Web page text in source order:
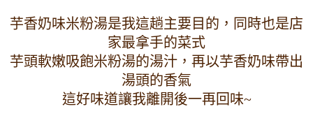
芋香奶味米粉湯是我這趟主要目的，同時也是店
家最拿手的菜式
芋頭軟嫩吸飽米粉湯的湯汁，再以芋香奶味帶出
湯頭的香氣
這好味道讓我離開後一再回味~